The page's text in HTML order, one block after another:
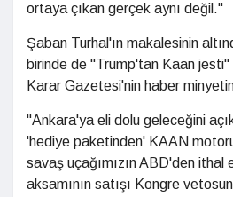
ortaya çıkan gerçek aynı değil."
Şaban Turhal'ın makalesinin
birinde de "Trump'tan Kaan jesti"
Karar Gazetesi'nin haber
"Ankara'ya eli dolu geleceğini
'hediye paketinden' KAAN
savaş uçağımızın ABD'den ithal
aksamının satışı Kongre